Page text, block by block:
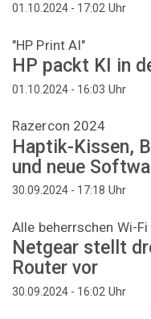
01.10.2024 - 17:02 Uhr
"HP Print AI"
HP packt KI in
01.10.2024 - 16:03 Uhr
Razercon 2024
Haptik-Kissen,
und neue
30.09.2024 - 17:18 Uhr
Alle beherrschen Wi-Fi
Netgear stellt
Router vor
30.09.2024 - 16:02 Uhr